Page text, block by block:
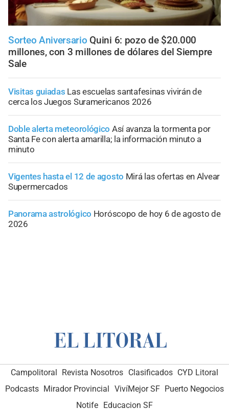
Sorteo Aniversario Quini 6: pozo de $20.000
millones, con 3 millones de dólares del Siempre
Sale
Visitas guiadas Las escuelas santafesinas vivirán de
cerca los Juegos Suramericanos 2026
Doble alerta meteorológico Así avanza la tormenta por
Santa Fe con alerta amarilla; la información minuto a
minuto
Vigentes hasta el 12 de agosto Mirá las ofertas en Alvear
Supermercados
Panorama astrológico Horóscopo de hoy 6 de agosto de
2026
Campolitoral Revista Nosotros Clasificados CYD Litoral
Podcasts Mirador Provincial VivíMejor SF Puerto Negocios
Notife Educacion SF